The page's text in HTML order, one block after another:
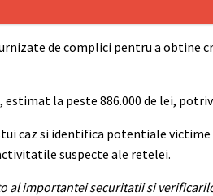
de complici pentru a obtine
estimat la peste 886.000 de lei,
caz si identifica potentiale
suspecte ale retelei.
al importantei securitatii si